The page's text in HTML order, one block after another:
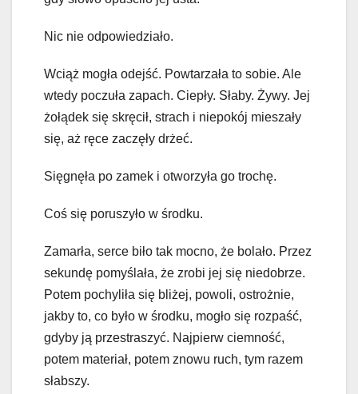
Nic nie odpowiedziało.
Wciąż mogła odejść. Powtarzała to sobie. Ale
wtedy poczuła zapach. Ciepły. Słaby. Żywy. Jej
żołądek się skręcił, strach i niepokój mieszały
się, aż ręce zaczęły drżeć.
Sięgnęła po zamek i otworzyła go trochę.
Coś się poruszyło w środku.
Zamarła, serce biło tak mocno, że bolało. Przez
sekundę pomyślała, że zrobi jej się niedobrze.
Potem pochyliła się bliżej, powoli, ostrożnie,
jakby to, co było w środku, mogło się rozpaść,
gdyby ją przestraszyć. Najpierw ciemność,
potem materiał, potem znowu ruch, tym razem
słabszy.